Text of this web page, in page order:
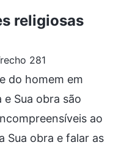
religiosas
281
do homem em
e Sua obra são
ao
Sua obra e falar as